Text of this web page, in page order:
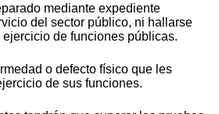
mediante expediente
del sector público, ni hallarse
de funciones públicas.
o defecto físico que les
de sus funciones.